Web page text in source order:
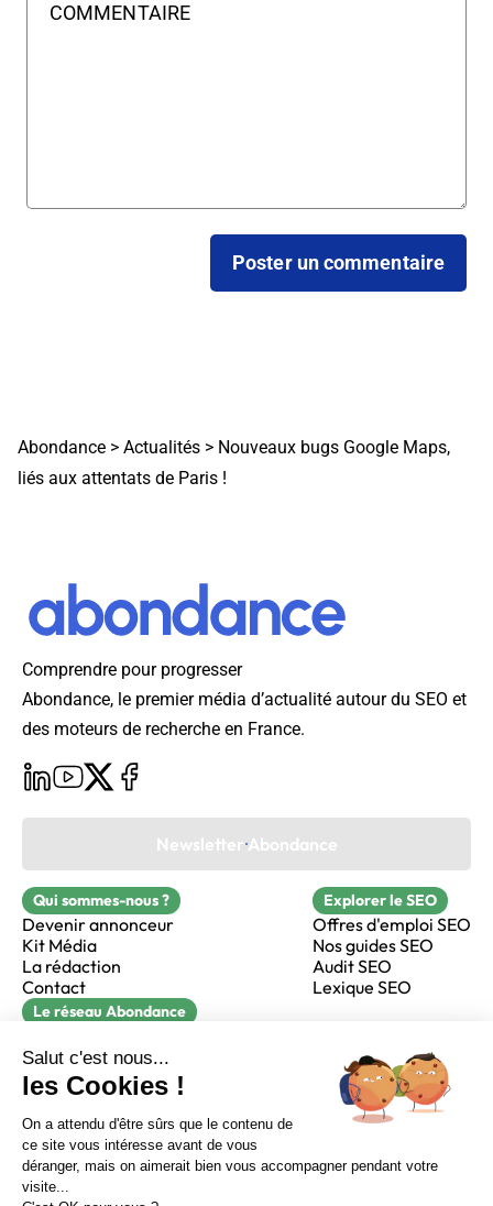
Sur LinkedIn Sur Youtube
Sur X Sur Facebook
Abondance > Actualités > Nouveaux bugs Google Maps,
liés aux attentats de Paris !
Comprendre pour progresser
Abondance, le premier média d’actualité autour du SEO et
des moteurs de recherche en France.
Newsletter Abondance
Qui sommes-nous ?
Devenir annonceur
Kit Média
La rédaction
Contact
Explorer le SEO
Offres d'emploi SEO
Nos guides SEO
Audit SEO
Lexique SEO
Le réseau Abondance
Réacteur
alfie formation